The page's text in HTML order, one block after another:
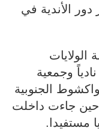
دور الأندية في
المستفيدة هذا العام، بعدد بلغ 44 نادياً وجمعية
الجنوبية
حين جاءت داخلت